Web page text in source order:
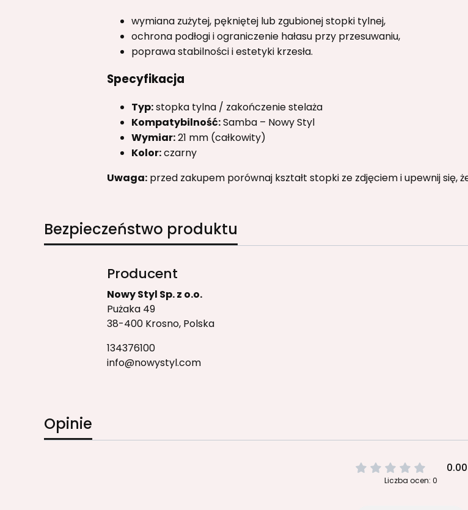
wymiana zużytej, pękniętej lub zgubionej stopki tylnej,
ochrona podłogi i ograniczenie hałasu przy przesuwaniu,
poprawa stabilności i estetyki krzesła.
Specyfikacja
Typ:stopka tylna / zakończenie stelaża
Kompatybilność:Samba – Nowy Styl
Wymiar:21 mm (całkowity)
Kolor:czarny
Uwaga:przed zakupem porównaj kształt stopki ze zdjęciem i upewnij się,
Bezpieczeństwo produktu
Producent
Nowy Styl Sp. z o.o.
Pużaka 49
38-400 Krosno, Polska
134376100
info@nowystyl.com
Opinie
0.00
Liczba ocen: 0